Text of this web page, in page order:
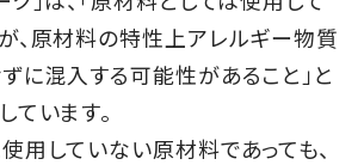
、原材料の特性上アレルギー物質
に混入する可能性があること」と
ています。
用していない原材料であっても、